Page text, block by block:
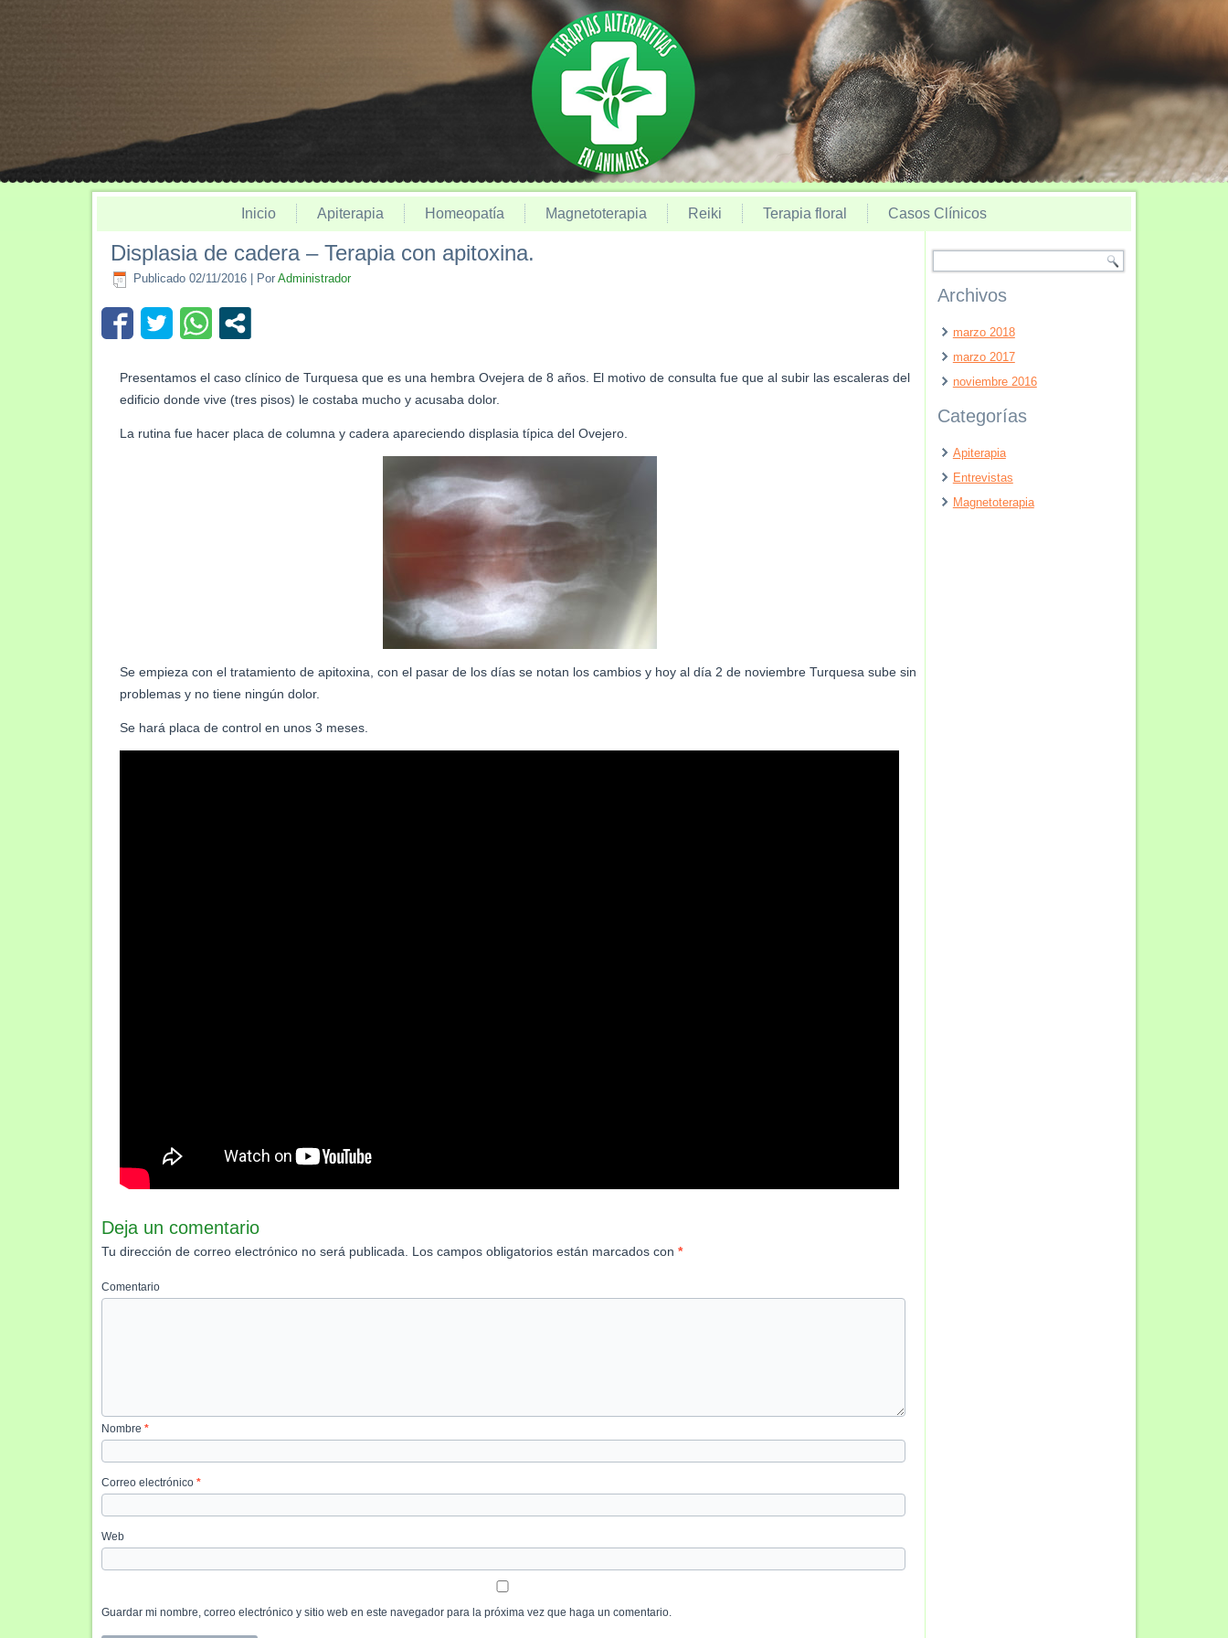
Inicio Apiterapia Homeopatía Magnetoterapia Reiki Terapia floral Casos Clínicos
Displasia de cadera – Terapia con apitoxina.
Publicado 02/11/2016| Por Administrador
Presentamos el caso clínico de Turquesa que es una hembra Ovejera de 8 años. El motivo de consulta fue que al subir las escaleras del
edificio donde vive (tres pisos) le costaba mucho y acusaba dolor.
La rutina fue hacer placa de columna y cadera apareciendo displasia típica del Ovejero.
Se empieza con el tratamiento de apitoxina, con el pasar de los días se notan los cambios y hoy al día 2 de noviembre Turquesa sube sin
problemas y no tiene ningún dolor.
Se hará placa de control en unos 3 meses.
Deja un comentario
Tu dirección de correo electrónico no será publicada. Los campos obligatorios están marcados con *
Comentario
Nombre *
Correo electrónico *
Web
Guardar mi nombre, correo electrónico y sitio web en este navegador para la próxima vez que haga un comentario.
Archivos
marzo 2018
marzo 2017
noviembre 2016
Categorías
Apiterapia
Entrevistas
Magnetoterapia